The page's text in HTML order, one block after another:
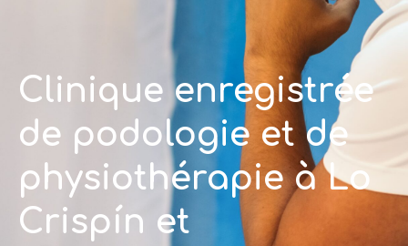
Clinique enregistrée
de podologie et de
physiothérapie à Lo
Crispín et